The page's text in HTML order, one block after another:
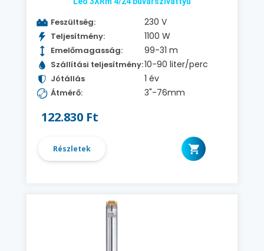
Feszültség: 230 V
Teljesítmény: 1100 W
Emelőmagasság: 99-31 m
Szállítási teljesítmény:10-90 liter/perc
Jótállás 1 év
Átmérő: 3"-76mm
122.830 Ft
Részletek